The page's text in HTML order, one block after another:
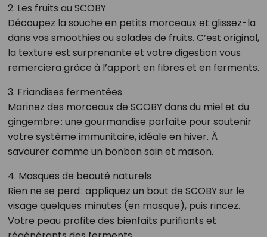
2. Les fruits au SCOBY
Découpez la souche en petits morceaux et glissez-la
dans vos smoothies ou salades de fruits. C’est original,
la texture est surprenante et votre digestion vous
remerciera grâce à l’apport en fibres et en ferments.
3. Friandises fermentées
Marinez des morceaux de SCOBY dans du miel et du
gingembre : une gourmandise parfaite pour soutenir
votre système immunitaire, idéale en hiver. À
savourer comme un bonbon sain et maison.
4. Masques de beauté naturels
Rien ne se perd : appliquez un bout de SCOBY sur le
visage quelques minutes (en masque), puis rincez.
Votre peau profite des bienfaits purifiants et